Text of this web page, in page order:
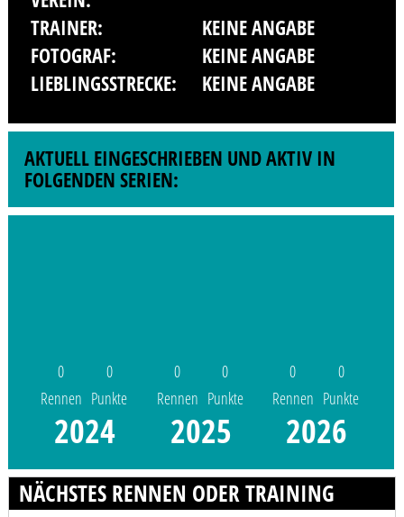
TRAINER:
KEINE ANGABE
FOTOGRAF:
KEINE ANGABE
LIEBLINGSSTRECKE:
KEINE ANGABE
AKTUELL EINGESCHRIEBEN UND AKTIV IN
FOLGENDEN SERIEN:
0
Rennen
0
Punkte
2024
0
Rennen
0
Punkte
2025
0
Rennen
0
Punkte
2026
NÄCHSTES RENNEN ODER TRAINING